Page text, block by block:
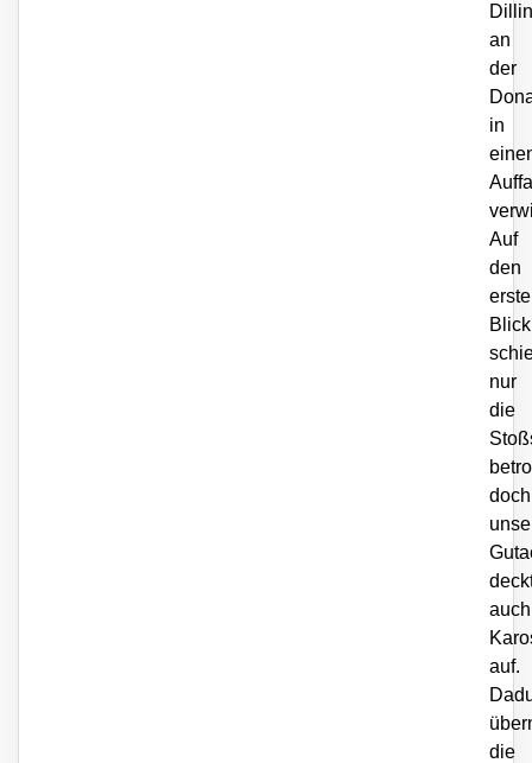
an
der
in
Auf
den
Blick
nur
die
doch
auch
auf.
die